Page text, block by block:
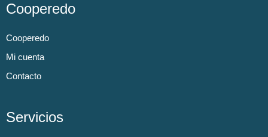
Cooperedo
Cooperedo
Mi cuenta
Contacto
Servicios